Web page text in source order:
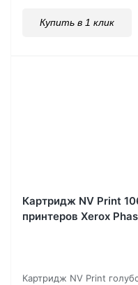
Купить в 1 клик
Картридж NV Print
принтеров Xerox
Картридж NV Print